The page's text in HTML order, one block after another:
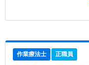
作業療法士 正職員